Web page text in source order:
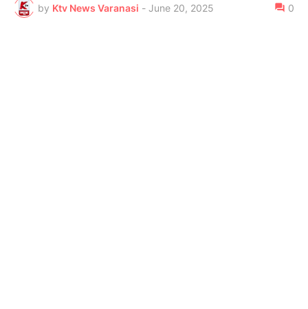
by Ktv News Varanasi - June 20, 2025 0